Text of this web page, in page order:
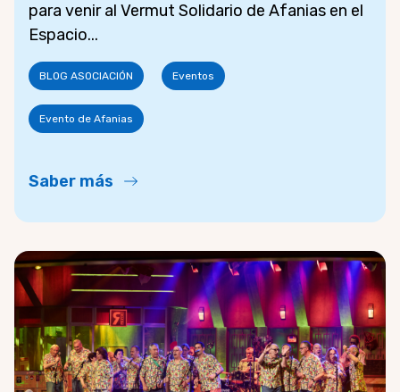
para venir al Vermut Solidario de Afanias en el
Espacio...
BLOG ASOCIACIÓN Eventos
Evento de Afanias
Saber más